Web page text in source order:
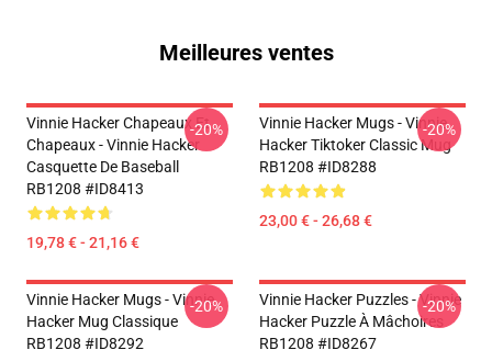
Meilleures ventes
Vinnie Hacker Chapeaux Et
Chapeaux - Vinnie Hacker
Casquette De Baseball
RB1208 #ID8413
19,78 € - 21,16 €
-20%
Vinnie Hacker Mugs - Vinnie
Hacker Tiktoker Classic Mug
RB1208 #ID8288
23,00 € - 26,68 €
-20%
Vinnie Hacker Mugs - Vinnie
Hacker Mug Classique
RB1208 #ID8292
-20%
Vinnie Hacker Puzzles - Vinnie
Hacker Puzzle À Mâchoires
RB1208 #ID8267
-20%